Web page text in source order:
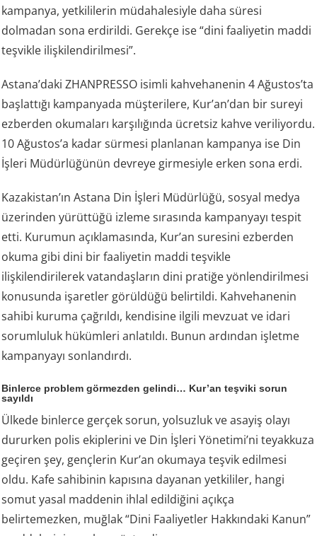
kampanya, yetkililerin müdahalesiyle daha süresi
dolmadan sona erdirildi. Gerekçe ise “dini faaliyetin maddi
teşvikle ilişkilendirilmesi”.
Astana’daki ZHANPRESSO isimli kahvehanenin 4 Ağustos’ta
başlattığı kampanyada müşterilere, Kur’an’dan bir sureyi
ezberden okumaları karşılığında ücretsiz kahve veriliyordu.
10 Ağustos’a kadar sürmesi planlanan kampanya ise Din
İşleri Müdürlüğünün devreye girmesiyle erken sona erdi.
Kazakistan’ın Astana Din İşleri Müdürlüğü, sosyal medya
üzerinden yürüttüğü izleme sırasında kampanyayı tespit
etti. Kurumun açıklamasında, Kur’an suresini ezberden
okuma gibi dini bir faaliyetin maddi teşvikle
ilişkilendirilerek vatandaşların dini pratiğe yönlendirilmesi
konusunda işaretler görüldüğü belirtildi. Kahvehanenin
sahibi kuruma çağrıldı, kendisine ilgili mevzuat ve idari
sorumluluk hükümleri anlatıldı. Bunun ardından işletme
kampanyayı sonlandırdı.
Binlerce problem görmezden gelindi… Kur’an teşviki sorun
sayıldı
Ülkede binlerce gerçek sorun, yolsuzluk ve asayiş olayı
dururken polis ekiplerini ve Din İşleri Yönetimi’ni teyakkuza
geçiren şey, gençlerin Kur’an okumaya teşvik edilmesi
oldu. Kafe sahibinin kapısına dayanan yetkililer, hangi
somut yasal maddenin ihlal edildiğini açıkça
belirtemezken, muğlak “Dini Faaliyetler Hakkındaki Kanun”